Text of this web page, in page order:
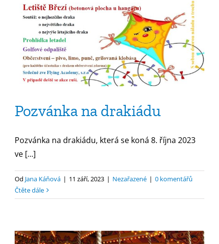
Pozvánka na drakiádu
Pozvánka na drakiádu, která se koná 8. října 2023
ve [...]
Od Jana Káňová | 11 září, 2023 | Nezařazené | 0 komentářů
Čtěte dále